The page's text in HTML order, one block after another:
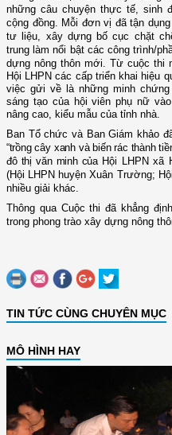
những câu chuyện thực tế, sinh
cộng đồng. Mỗi đơn vị đã tận
tư liệu, xây dựng bố cục chặt
trung làm nổi bật các công trình/
dựng nông thôn mới.
Từ cuộc thi
Hội LHPN các cấp triển khai hiệu
việc gửi về là những minh
sáng tạo của hội viên phụ nữ
nâng cao, kiểu mẫu của tỉnh nhà.
Ban Tổ chức và Ban Giám khảo
“trồng cây xanh và biến rác thành
đô thị văn minh của Hội LHPN xã
(Hội LHPN huyện Xuân Trường;
nhiều giải khác.
Thông qua Cuộc thi đã khẳng
trong phong trào xây dựng nông
TIN TỨC CÙNG CHUYÊN MỤC
MÔ HÌNH HAY